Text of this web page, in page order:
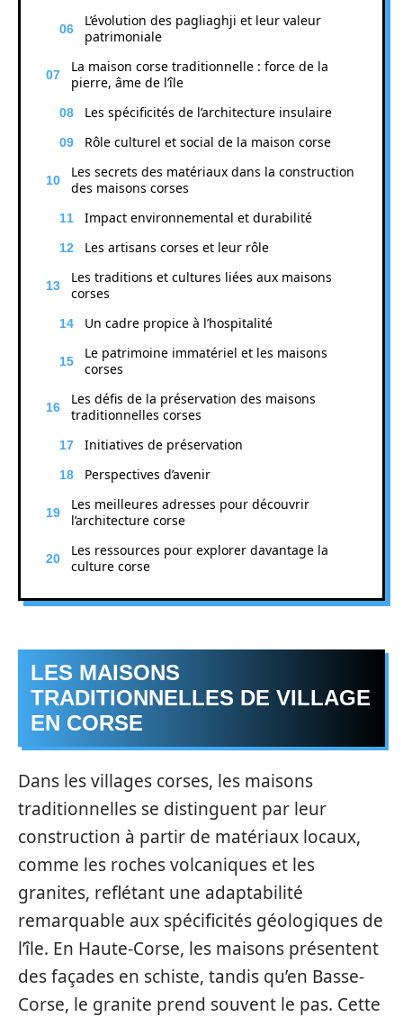
L’évolution des pagliaghji et leur valeur
patrimoniale
La maison corse traditionnelle : force de la
pierre, âme de l’île
Les spécificités de l’architecture insulaire
Rôle culturel et social de la maison corse
Les secrets des matériaux dans la construction
des maisons corses
Impact environnemental et durabilité
Les artisans corses et leur rôle
Les traditions et cultures liées aux maisons
corses
Un cadre propice à l’hospitalité
Le patrimoine immatériel et les maisons
corses
Les défis de la préservation des maisons
traditionnelles corses
Initiatives de préservation
Perspectives d’avenir
Les meilleures adresses pour découvrir
l’architecture corse
Les ressources pour explorer davantage la
culture corse
LES MAISONS
TRADITIONNELLES DE VILLAGE
EN CORSE
Dans les villages corses, les maisons
traditionnelles se distinguent par leur
construction à partir de matériaux locaux,
comme les roches volcaniques et les
granites, reflétant une adaptabilité
remarquable aux spécificités géologiques de
l’île. En Haute-Corse, les maisons présentent
des façades en schiste, tandis qu’en Basse-
Corse, le granite prend souvent le pas. Cette